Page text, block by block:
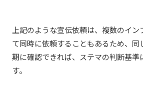
上記のような宣伝依頼は、複数のイン
て同時に依頼することもあるため、同
期に確認できれば、ステマの判断基準
す。